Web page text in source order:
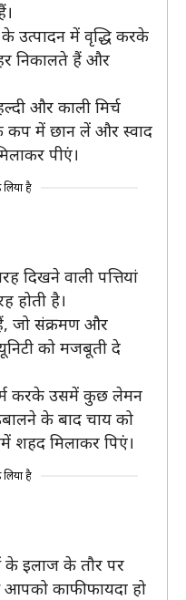
में वृद्धि करके
निकालते हैं और
और काली मिर्च
कप में छान लें और स्वाद
पीएं।
है
दिखने वाली पत्तियां
होती है।
जो संक्रमण और
को मजबूती दे
करके उसमें कुछ लेमन
के बाद चाय को
मिलाकर पिएं।
है
इलाज के तौर पर
काफी फायदा हो